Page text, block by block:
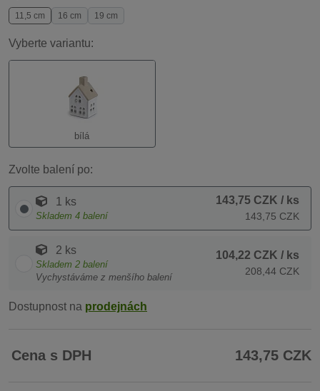
11,5 cm 16 cm 19 cm
Vyberte variantu:
bílá
Zvolte balení po:
1 ks
Skladem 4 balení
143,75 CZK / ks
143,75 CZK
2 ks
Skladem 2 balení
Vychystáváme z menšího balení
104,22 CZK / ks
208,44 CZK
Dostupnost na prodejnách
Cena s DPH 143,75 CZK